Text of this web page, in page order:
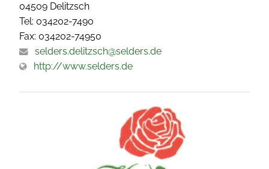
04509 Delitzsch
Tel: 034202-7490
Fax: 034202-74950
selders.delitzsch@selders.de
http://www.selders.de